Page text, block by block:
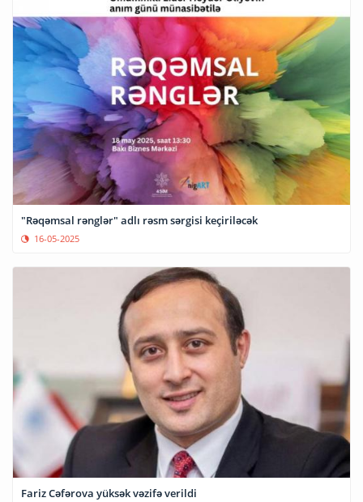
"Rəqəmsal rənglər" adlı rəsm sərgisi keçiriləcək
16-05-2025
Fariz Cəfərova yüksək vəzifə verildi